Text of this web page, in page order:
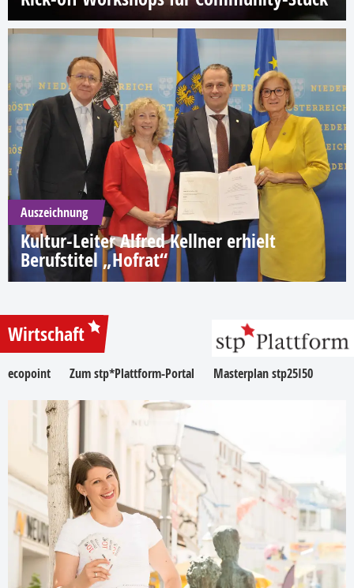
Auszeichnung
Kultur-Leiter Alfred Kellner erhielt
Berufstitel „Hofrat“
Wirtschaft
ecopoint Zum stp*Plattform-Portal Masterplan stp25I50